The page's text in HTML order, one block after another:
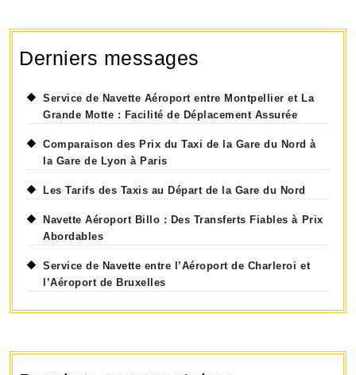
Derniers messages
Service de Navette Aéroport entre Montpellier et La
Grande Motte : Facilité de Déplacement Assurée
Comparaison des Prix du Taxi de la Gare du Nord à
la Gare de Lyon à Paris
Les Tarifs des Taxis au Départ de la Gare du Nord
Navette Aéroport Billo : Des Transferts Fiables à Prix
Abordables
Service de Navette entre l’Aéroport de Charleroi et
l’Aéroport de Bruxelles